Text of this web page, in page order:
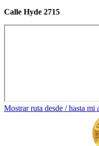
Calle Hyde 2715
Mostrar ruta desde / hasta mi